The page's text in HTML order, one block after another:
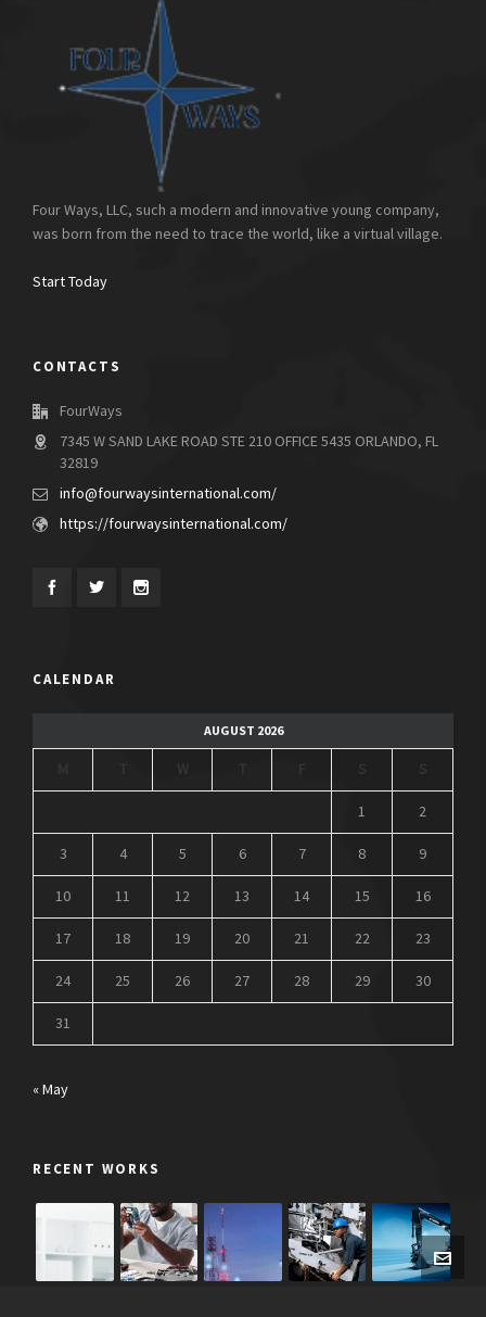
Four Ways, LLC, such a modern and innovative young company,
was born from the need to trace the world, like a virtual village.
Start Today
CONTACTS
FourWays
7345 W SAND LAKE ROAD STE 210 OFFICE 5435 ORLANDO, FL
32819
info@fourwaysinternational.com/
https://fourwaysinternational.com/
CALENDAR
AUGUST 2026
W
1 2
3 4 5 6 7 8 9
10 11 12 13 14 15 16
17 18 19 20 21 22 23
24 25 26 27 28 29 30
31
« May
RECENT WORKS